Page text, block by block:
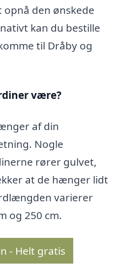
den ønskede
kan du bestille
til Dråby og
være?
af din
Nogle
rører gulvet,
at de hænger lidt
varierer
og 250 cm.
- Helt gratis